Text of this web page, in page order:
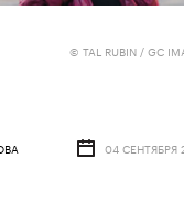
© TAL RUBIN / GC
04 СЕНТЯБРЯ